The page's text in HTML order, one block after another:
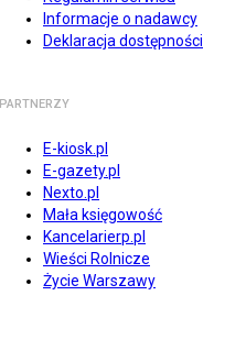
Informacje o nadawcy
Deklaracja dostępności
PARTNERZY
E-kiosk.pl
E-gazety.pl
Nexto.pl
Mała księgowość
Kancelarierp.pl
Wieści Rolnicze
Życie Warszawy